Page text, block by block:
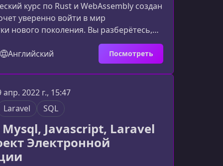
курс по Rust и WebAssembly создан
уверенно войти в мир
нового поколения. Вы разберётесь,
скорость Rust с гибкостью
и создать полноценную
Snake.Почему Rust и WebAssembly
разработчиковRust стал
востребованных языков благодаря
и строгой системе
В сочетании с We
Английский Посмотреть
апр. 2022 г., 15:47
Laravel SQL
Javascript, Laravel
Электронной